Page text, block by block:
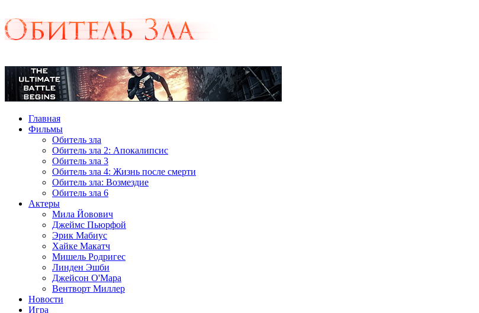
Главная
Фильмы
Обитель зла
Обитель зла 2: Апокалипсис
Обитель зла 3
Обитель зла 4: Жизнь после смерти
Обитель зла: Возмездие
Обитель зла 6
Актеры
Мила Йовович
Джеймс Пьюрфой
Эрик Мабиус
Хайке Макатч
Мишель Родригес
Линден Эшби
Джейсон О'Мара
Вентворт Миллер
Новости
Игра